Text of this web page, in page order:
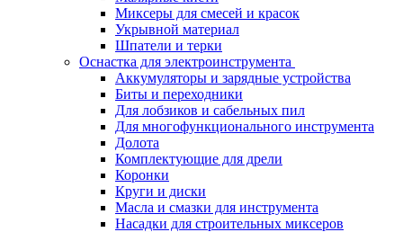
Миксеры для смесей и красок
Укрывной материал
Шпатели и терки
Оснастка для электроинструмента
Аккумуляторы и зарядные устройства
Биты и переходники
Для лобзиков и сабельных пил
Для многофункционального инструмента
Долота
Комплектующие для дрели
Коронки
Круги и диски
Масла и смазки для инструмента
Насадки для строительных миксеров